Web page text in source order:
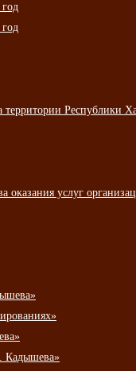
территории Республики
услуг
Кадышева»